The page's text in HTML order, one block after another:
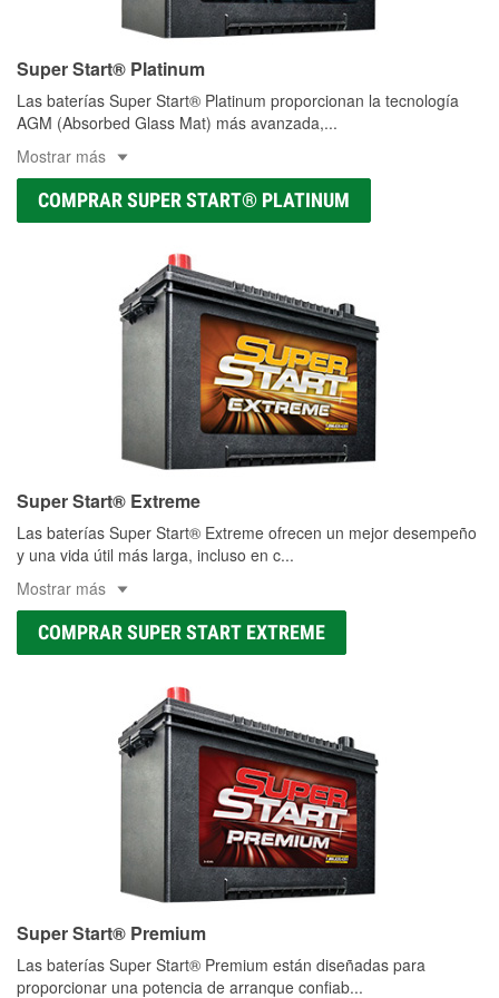
Super Start® Platinum
Las baterías Super Start® Platinum proporcionan la tecnología
AGM (Absorbed Glass Mat) más avanzada,...
Mostrar más
COMPRAR SUPER START® PLATINUM
Super Start® Extreme
Las baterías Super Start® Extreme ofrecen un mejor desempeño
y una vida útil más larga, incluso en c...
Mostrar más
COMPRAR SUPER START EXTREME
Super Start® Premium
Las baterías Super Start® Premium están diseñadas para
proporcionar una potencia de arranque confiab...